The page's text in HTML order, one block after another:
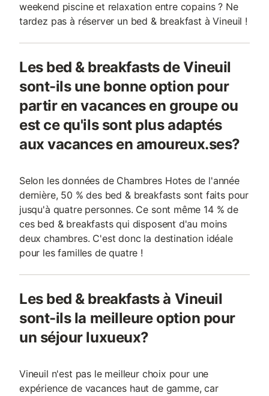
weekend piscine et relaxation entre copains ? Ne
tardez pas à réserver un bed & breakfast à Vineuil !
Les bed & breakfasts de Vineuil
sont-ils une bonne option pour
partir en vacances en groupe ou
est ce qu'ils sont plus adaptés
aux vacances en amoureux.ses?
Selon les données de Chambres Hotes de l'année
dernière, 50 % des bed & breakfasts sont faits pour
jusqu'à quatre personnes. Ce sont même 14 % de
ces bed & breakfasts qui disposent d'au moins
deux chambres. C'est donc la destination idéale
pour les familles de quatre !
Les bed & breakfasts à Vineuil
sont-ils la meilleure option pour
un séjour luxueux?
Vineuil n'est pas le meilleur choix pour une
expérience de vacances haut de gamme, car